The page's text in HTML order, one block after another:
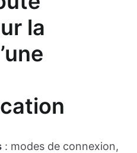
la
: modes de connexion,